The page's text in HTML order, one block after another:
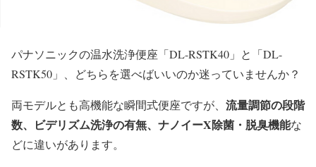
パナソニックの温水洗浄便座「DL-RSTK40」と「DL-
RSTK50」、どちらを選べばいいのか迷っていませんか？
両モデルとも高機能な瞬間式便座ですが、 流量調節の段階
数、ビデリズム洗浄の有無、ナノイーX除菌・脱臭機能な
どに違いがあります。